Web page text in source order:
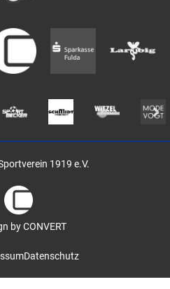
1919 e.V.
by CONVERT
Datenschutz